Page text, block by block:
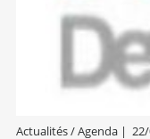
Actualités / Agenda|